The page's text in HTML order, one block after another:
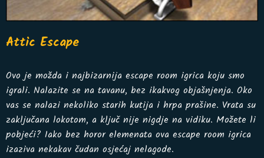
Attic Escape
Ovo je možda i najbizarnija escape room igrica koju smo
igrali. Nalazite se na tavanu, bez ikakvog objašnjenja. Oko
vas se nalazi nekoliko starih kutija i hrpa prašine. Vrata su
zaključana lokotom, a ključ nije nigdje na vidiku. Možete li
pobjeći? Iako bez horor elemenata ova escape room igrica
izaziva nekakav čudan osjećaj nelagode.